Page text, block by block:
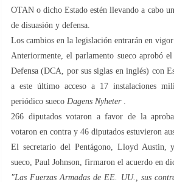
OTAN o dicho Estado estén llevando a cabo
de disuasión y defensa.
Los cambios en la legislación entrarán en
Anteriormente, el parlamento sueco aprobó
Defensa (DCA, por sus siglas en inglés) con
a este último acceso a 17 instalaciones
periódico sueco Dagens Nyheter.
266 diputados votaron a favor de la
votaron en contra y 46 diputados estuvieron
El secretario del Pentágono, Lloyd Austin,
sueco, Paul Johnson, firmaron el acuerdo en
"Las Fuerzas Armadas de EE. UU., sus